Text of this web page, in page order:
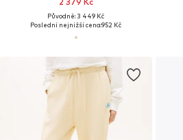
Původně: 3 449 Kč
Poslední nejnižší cena:952 Kč